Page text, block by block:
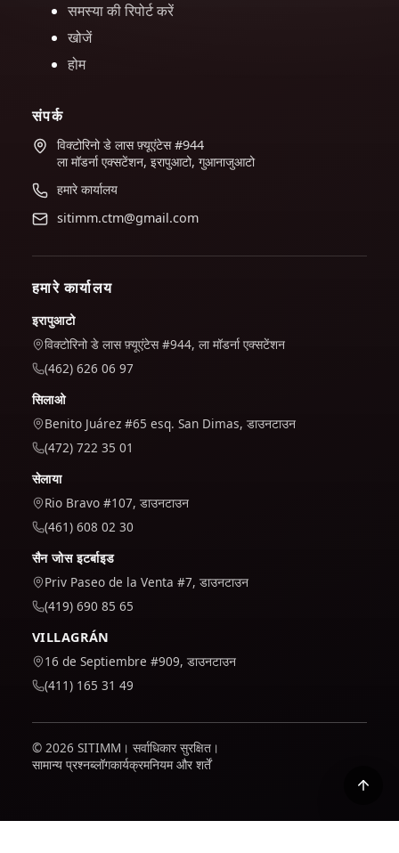
समस्या की रिपोर्ट करें
खोजें
होम
संपर्क
विक्टोरिनो डे लास फ़्यूएंटेस #944
ला मॉडर्ना एक्सटेंशन, इरापुआटो, गुआनाजुआटो
हमारे कार्यालय
sitimm.ctm@gmail.com
हमारे कार्यालय
इरापुआटो
विक्टोरिनो डे लास फ़्यूएंटेस #944, ला मॉडर्ना एक्सटेंशन
(462) 626 06 97
सिलाओ
Benito Juárez #65 esq. San Dimas, डाउनटाउन
(472) 722 35 01
सेलाया
Rio Bravo #107, डाउनटाउन
(461) 608 02 30
सैन जोस इटर्बाइड
Priv Paseo de la Venta #7, डाउनटाउन
(419) 690 85 65
VILLAGRÁN
16 de Septiembre #909, डाउनटाउन
(411) 165 31 49
© 2026 SITIMM। सर्वाधिकार सुरक्षित।
सामान्य प्रश्नब्लॉगकार्यक्रमनियम और शर्तें